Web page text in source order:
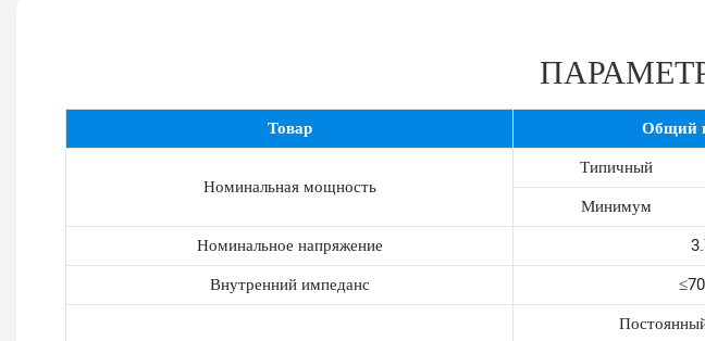
Товар Общий
Номинальная мощность
Типичный
Минимум
Номинальное напряжение
Внутренний импеданс